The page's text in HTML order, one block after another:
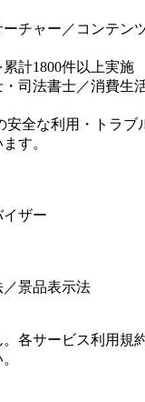
チャー／コンテン
計1800件以上実施
司法書士／消費生
全な利用・トラ
す。
イザー
景品表示法
各サービス利用